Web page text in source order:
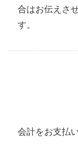
合はお伝えさ
す。
会計をお支払